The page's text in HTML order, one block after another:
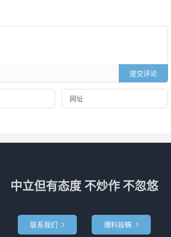
提交评论
中立但有态度 不炒作 不忽悠
联系我们  爆料投稿 